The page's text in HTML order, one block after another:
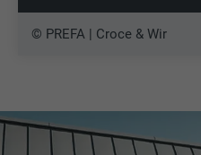
© PREFA | Croce & Wir